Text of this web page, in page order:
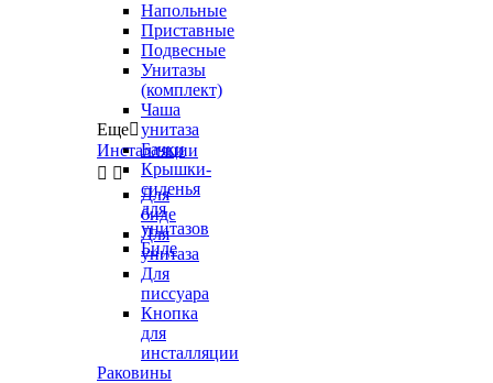
Напольные
Приставные
Подвесные
Унитазы
(комплект)
Чаша
унитаза
Бачки
Крышки-
сиденья
для
унитазов
Биде
Еще
Инсталляции
 
Для
биде
Для
унитаза
Для
писсуара
Кнопка
для
инсталляции
Раковины